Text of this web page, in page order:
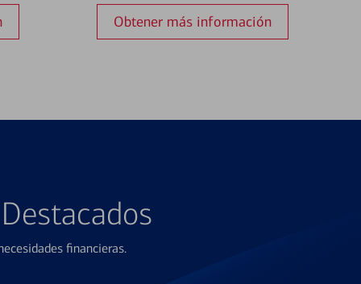
Obtener más información
financieras.